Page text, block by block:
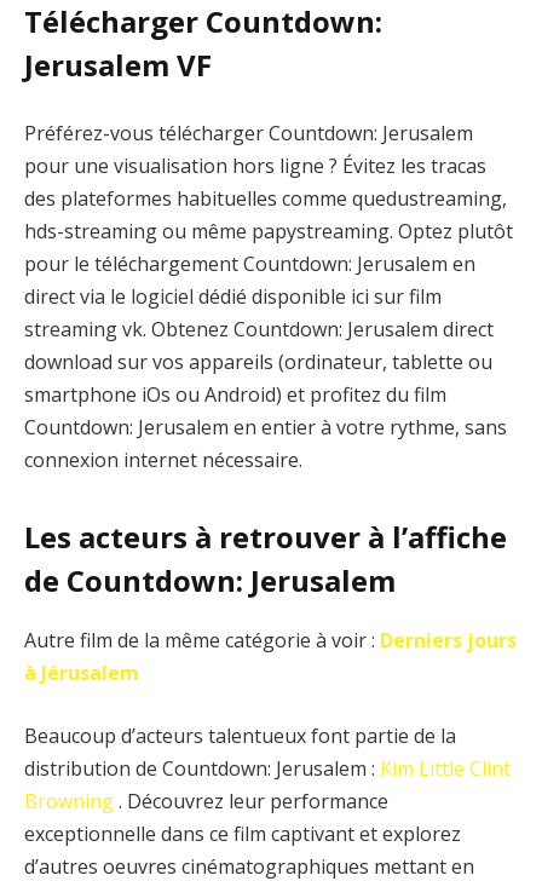
Télécharger Countdown:
Jerusalem VF
Préférez-vous télécharger Countdown: Jerusalem
pour une visualisation hors ligne ? Évitez les tracas
des plateformes habituelles comme quedustreaming,
hds-streaming ou même papystreaming. Optez plutôt
pour le téléchargement Countdown: Jerusalem en
direct via le logiciel dédié disponible ici sur film
streaming vk. Obtenez Countdown: Jerusalem direct
download sur vos appareils (ordinateur, tablette ou
smartphone iOs ou Android) et profitez du film
Countdown: Jerusalem en entier à votre rythme, sans
connexion internet nécessaire.
Les acteurs à retrouver à l’affiche
de Countdown: Jerusalem
Autre film de la même catégorie à voir : Derniers jours
à Jérusalem
Beaucoup d’acteurs talentueux font partie de la
distribution de Countdown: Jerusalem : Kim Little Clint
Browning. Découvrez leur performance
exceptionnelle dans ce film captivant et explorez
d’autres oeuvres cinématographiques mettant en